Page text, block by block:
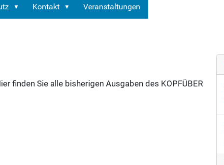
Kontakt Veranstaltungen
finden Sie alle bisherigen Ausgaben des KOPFÜBER